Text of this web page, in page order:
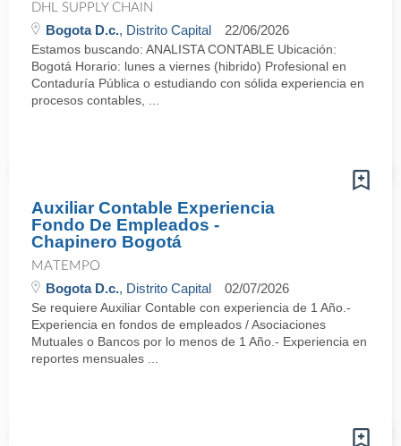
DHL SUPPLY CHAIN
Bogota D.c., Distrito Capital 22/06/2026
Estamos buscando: ANALISTA CONTABLE Ubicación:
Bogotá Horario: lunes a viernes (hibrido) Profesional en
Contaduría Pública o estudiando con sólida experiencia en
procesos contables, ...
Auxiliar Contable Experiencia
Fondo De Empleados -
Chapinero Bogotá
MATEMPO
Bogota D.c., Distrito Capital 02/07/2026
Se requiere Auxiliar Contable con experiencia de 1 Año.-
Experiencia en fondos de empleados / Asociaciones
Mutuales o Bancos por lo menos de 1 Año.- Experiencia en
reportes mensuales ...